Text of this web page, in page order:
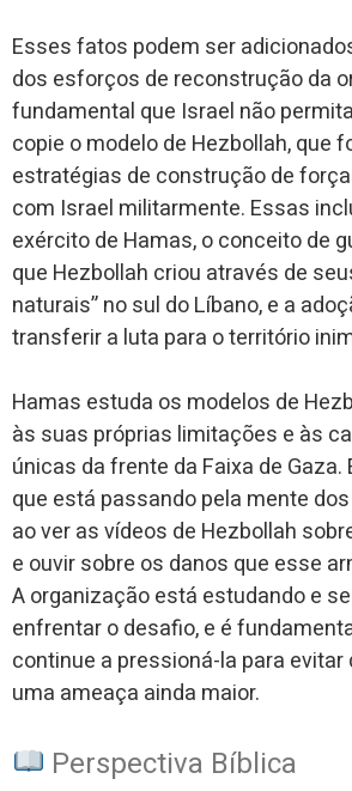
Esses fatos podem ser
dos esforços de reconstrução da
fundamental que Israel não
copie o modelo de Hezbollah, que
estratégias de construção de
com Israel militarmente. Essas
exército de Hamas, o conceito de
que Hezbollah criou através de
naturais” no sul do Líbano, e a
transferir a luta para o território
Hamas estuda os modelos de
às suas próprias limitações e às
únicas da frente da Faixa de Gaza.
que está passando pela mente
ao ver as vídeos de Hezbollah
e ouvir sobre os danos que esse
A organização está estudando e
enfrentar o desafio, e é
continue a pressioná-la para evitar
uma ameaça ainda maior.
Perspectiva Bíblica